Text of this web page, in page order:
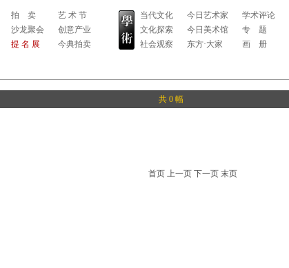
拍 卖
沙龙聚会
提 名 展
艺 术 节
创意产业
今典拍卖
当代文化
文化探索
社会观察
今日艺术家
今日美术馆
东方·大家
学术评论
专 题
画 册
共 0 幅
首页 上一页 下一页 末页